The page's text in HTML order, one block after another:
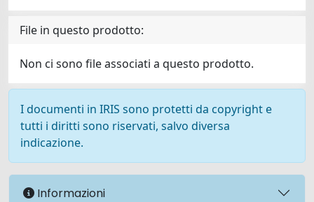
File in questo prodotto:
Non ci sono file associati a questo prodotto.
I documenti in IRIS sono protetti da copyright e
tutti i diritti sono riservati, salvo diversa
indicazione.
Informazioni